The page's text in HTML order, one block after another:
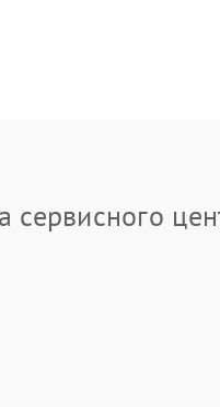
сервисного